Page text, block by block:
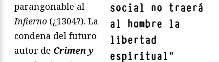
social no traerá
al hombre la
libertad
espiritual"
parangonable al
Infierno (¿1304?). La
condena del futuro
autor de Crimen y